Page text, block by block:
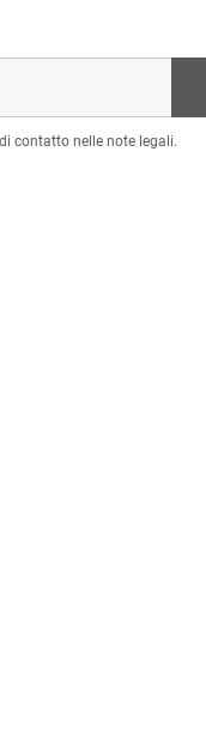
contatto nelle note legali.